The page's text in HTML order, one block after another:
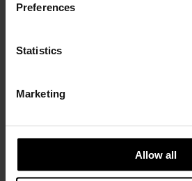
Preferences
Statistics
Marketing
Allow all